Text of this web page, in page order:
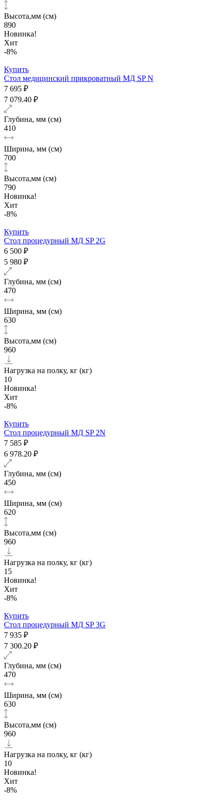
Высота,мм (см)
890
Новинка!
Хит
-8%
Купить
Стол медицинский прикроватный МД SP N
7 695 ₽
7 079.40 ₽
Глубина, мм (см)
410
Ширина, мм (см)
700
Высота,мм (см)
790
Новинка!
Хит
-8%
Купить
Стол процедурный МД SP 2G
6 500 ₽
5 980 ₽
Глубина, мм (см)
470
Ширина, мм (см)
630
Высота,мм (см)
960
Нагрузка на полку, кг (кг)
10
Новинка!
Хит
-8%
Купить
Стол процедурный МД SP 2N
7 585 ₽
6 978.20 ₽
Глубина, мм (см)
450
Ширина, мм (см)
620
Высота,мм (см)
960
Нагрузка на полку, кг (кг)
15
Новинка!
Хит
-8%
Купить
Стол процедурный МД SP 3G
7 935 ₽
7 300.20 ₽
Глубина, мм (см)
470
Ширина, мм (см)
630
Высота,мм (см)
960
Нагрузка на полку, кг (кг)
10
Новинка!
Хит
-8%